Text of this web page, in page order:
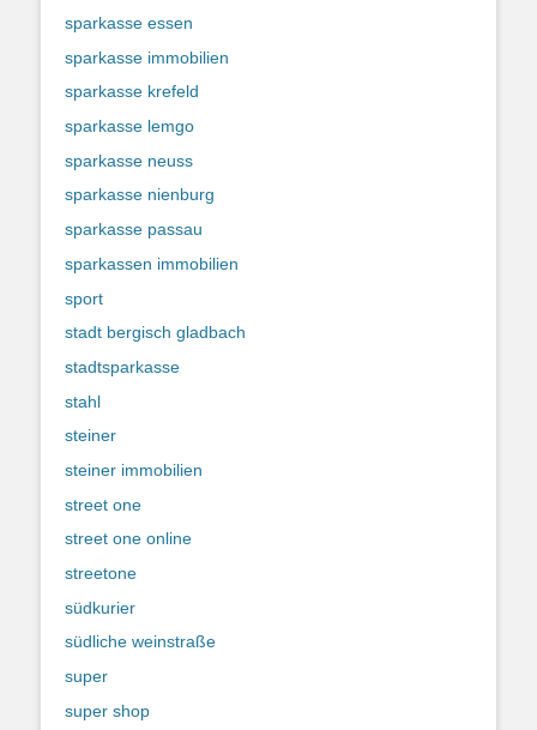
sparkasse essen
sparkasse immobilien
sparkasse krefeld
sparkasse lemgo
sparkasse neuss
sparkasse nienburg
sparkasse passau
sparkassen immobilien
sport
stadt bergisch gladbach
stadtsparkasse
stahl
steiner
steiner immobilien
street one
street one online
streetone
südkurier
südliche weinstraße
super
super shop